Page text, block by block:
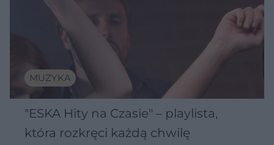
MUZYKA
"ESKA Hity na Czasie" – playlista,
która rozkręci każdą chwilę